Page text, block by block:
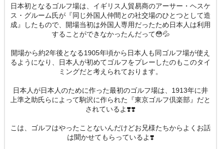
日本初となるゴルフ場は、イギリス人貿易商のアーサー・ヘスケ
ス・グルーム氏が『同じ外国人仲間との社交場のひとつとして造
成』したもので、開場当初は外国人専用だったため日本人は利用
することができなかったんだって😳💦
開場から約2年後となる1905年頃から日本人も同ゴルフ場が使え
るようになり、日本人が初めてゴルフをプレーしたのもこのタイ
ミングだと考えられております。
日本人が日本人のために作った最初のゴルフ場は、1913年に井
上準之助氏らによって駒沢に作られた『東京ゴルフ倶楽部』だと
されているよ❣️❣️
こは、ゴルフはやったことないんだけどお兄様たちからよくお話
は聞かせてもらっているよ❣️